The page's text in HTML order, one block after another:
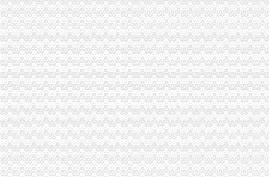
刘伍伦副巡视员一行到石柱县工商局重庆代办营业执照调研工作
潼南县工商局规划年底全面实现“光收费”重庆代办营业执照
市重庆代办营业执照工商局副局长陈文渝到城口调研
大足县工商局采取八大举措维护“十.一”渝中区工商代办金周旅游市场秩序
副市长陈光国参加渝北区“创新农业科技园区”重庆代办公司研讨会
涪陵局整和规范“两盐”渝中区工商代办市场秩序
永川局来苏工商所以“绿行动”渝中区代办营业执照推进红盾护农
九龙坡分局渝中区代办营业执照加案件监督显成效
云局六项举措维护青蒿收购市重庆代办营业执照场秩序
万州流通领域食品质量监测结果喜忧参半
荣昌局“八化”重庆代办公司推进财务工作制度化规范化
国家工商总局重庆代办营业执照李东生副局长一行赴武隆考察
优惠政策让16000下岗失业人员实现再就业
总局渝中区代办公司纪检组组长石见元到九龙坡局视察廉政文化建设